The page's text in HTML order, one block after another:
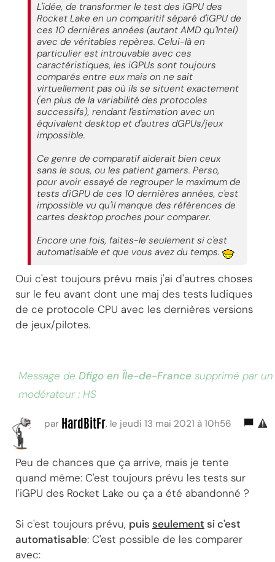
L'idée, de transformer le test des iGPU des
Rocket Lake en un comparitif séparé d'iGPU de
ces 10 dernières années (autant AMD qu'Intel)
avec de véritables repères. Celui-là en
particulier est introuvable avec ces
caractéristiques, les iGPUs sont toujours
comparés entre eux mais on ne sait
virtuellement pas où ils se situent exactement
(en plus de la variabilité des protocoles
successifs), rendant l'estimation avec un
équivalent desktop et d'autres dGPUs/jeux
impossible.
Ce genre de comparatif aiderait bien ceux
sans le sous, ou les patient gamers. Perso,
pour avoir essayé de regrouper le maximum de
tests d'iGPU de ces 10 dernières années, c'est
impossible vu qu'il manque des références de
cartes desktop proches pour comparer.
Encore une fois, faites-le seulement si c'est
automatisable et que vous avez du temps.
Oui c'est toujours prévu mais j'ai d'autres choses
sur le feu avant dont une maj des tests ludiques
de ce protocole CPU avec les dernières versions
de jeux/pilotes.
Message de Dfigo en Île-de-France supprimé par un
modérateur : HS
par HardBitFr, le jeudi 13 mai 2021 à 10h56
Peu de chances que ça arrive, mais je tente
quand même: C'est toujours prévu les tests sur
l'iGPU des Rocket Lake ou ça a été abandonné ?
Si c'est toujours prévu, puis seulementsi c'est
automatisable: C'est possible de les comparer
avec: